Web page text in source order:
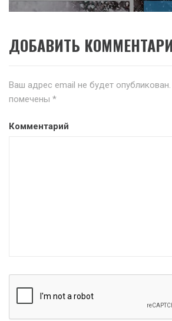
ДОБАВИТЬ
Ваш адрес email не будет опубликован.
помечены *
Комментарий